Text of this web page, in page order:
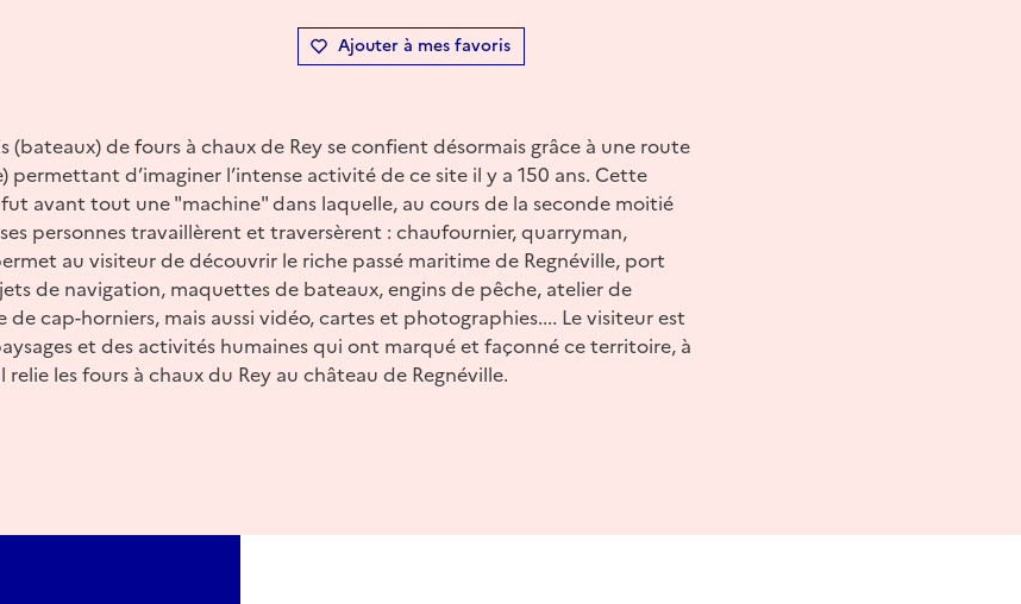
Ajouter à mes favoris
(bateaux) de fours à chaux de Rey se confient désormais grâce à une route
permettant d’imaginer l’intense activité de ce site il y a 150 ans. Cette
avant tout une "machine" dans laquelle, au cours de la seconde moitié
personnes travaillèrent et traversèrent : chaufournier, quarryman,
au visiteur de découvrir le riche passé maritime de Regnéville, port
de navigation, maquettes de bateaux, engins de pêche, atelier de
de cap-horniers, mais aussi vidéo, cartes et photographies.... Le visiteur est
et des activités humaines qui ont marqué et façonné ce territoire, à
les fours à chaux du Rey au château de Regnéville.